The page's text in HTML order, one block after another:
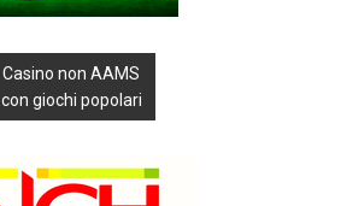
Casino non AAMS
con giochi popolari